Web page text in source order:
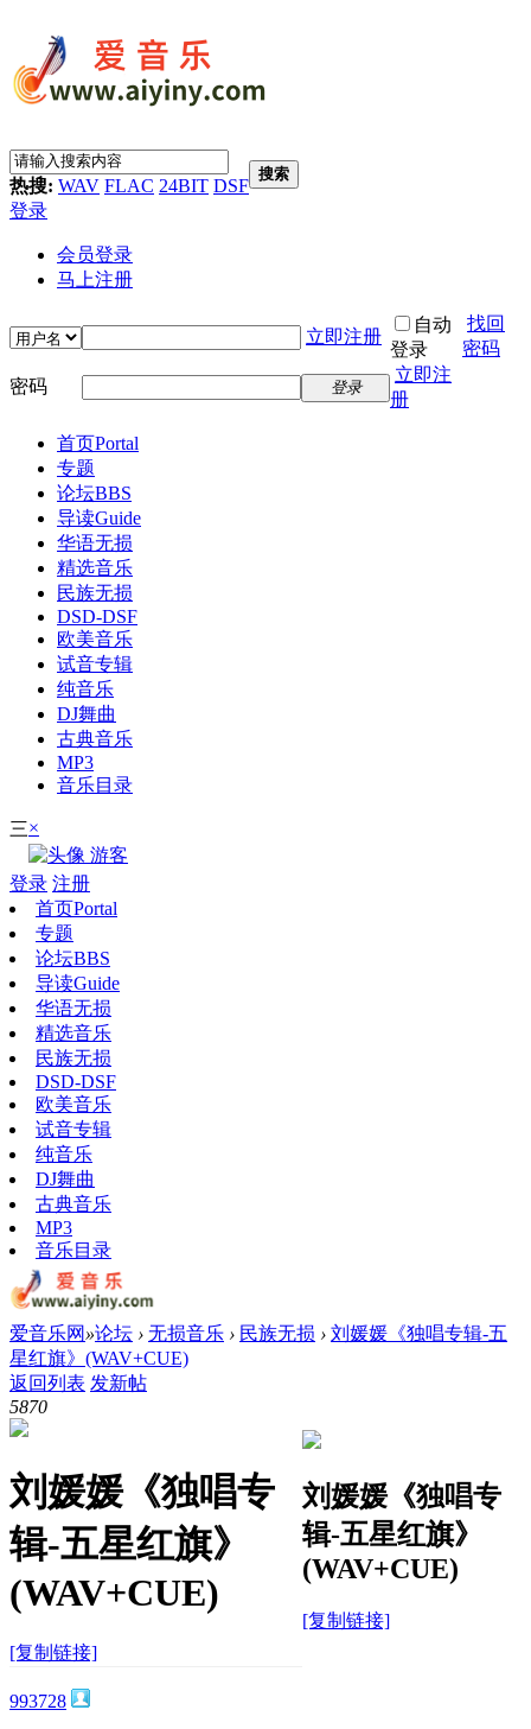
热搜: WAV FLAC 24BIT DSF
搜索
登录
会员登录
马上注册
立即注册
自动
登录
找回
密码
密码
登录
立即注
册
首页Portal
专题
论坛BBS
导读Guide
华语无损
精选音乐
民族无损
DSD-DSF
欧美音乐
试音专辑
纯音乐
DJ舞曲
古典音乐
MP3
音乐目录
三×
游客
登录 注册
首页Portal
专题
论坛BBS
导读Guide
华语无损
精选音乐
民族无损
DSD-DSF
欧美音乐
试音专辑
纯音乐
DJ舞曲
古典音乐
MP3
音乐目录
爱音乐网 »论坛 › 无损音乐 › 民族无损 › 刘媛媛《独唱专辑-五
星红旗》(WAV+CUE)
返回列表 发新帖
5870
刘媛媛《独唱专
辑-五星红旗》
(WAV+CUE)
[复制链接]
刘媛媛《独唱专
辑-五星红旗》
(WAV+CUE)
[复制链接]
993728